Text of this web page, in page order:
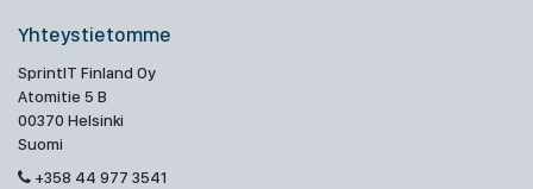
Yhteystietomme
SprintIT Finland Oy
Atomitie 5 B
00370 Helsinki
Suomi
+358 44 977 3541